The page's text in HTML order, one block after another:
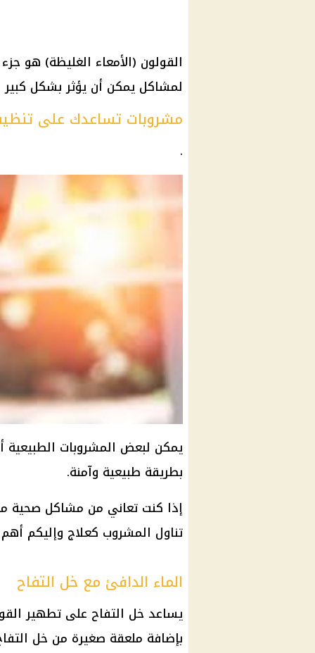
القولون (الأمعاء الغليظة) هو
لمشاكل يمكن أن يؤثر بشكل
مشروبات تساعدك على
.
يمكن لبعض المشروبات
بطريقة طبيعية وآمنة.
إذا كنت تعاني من مشاكل صحية
تناول المشروب كعلاج وإليكم
الماء الدافئ مع خل التفاح
يساعد خل التفاح على تطهير
بإضافة ملعقة صغيرة من خل